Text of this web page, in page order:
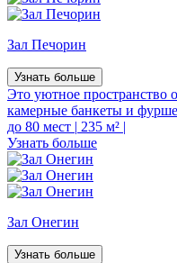
Зал Печорин
Узнать больше
Это уютное пространство
камерные банкеты и
до 80 мест | 235 м² |
Узнать больше
Зал Онегин
Узнать больше